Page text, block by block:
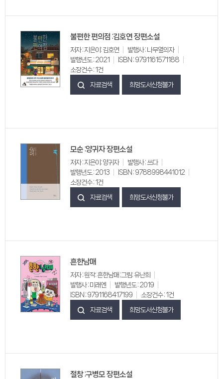
불편한 편의점 :김호연 장편소설
저자 : 지은이: 김호연
발행사 : 나무옆의자
발행년도 : 2021
ISBN : 9791161571188
소장건수 : 1건
자료검색 희망도서신청불가
모순 :양귀자 장편소설
저자 : 지은이: 양귀자
발행사 : 쓰다
발행년도 : 2013
ISBN : 9788998441012
소장건수 : 1건
자료검색 희망도서신청불가
흔한남매
저자 : 원작: 흔한남매 ;그림: 유난희
발행사 : 미래엔
발행년도 : 2019
ISBN : 9791168417199
소장건수 : 1건
자료검색 희망도서신청불가
절창 :구병모 장편소설